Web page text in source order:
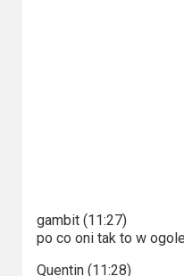
Max
Netflix
gambit (11:27)
po co oni tak to w
Quentin (11:28)